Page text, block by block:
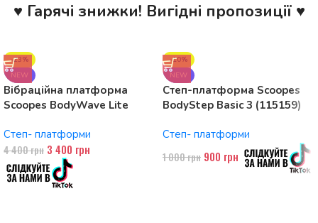
♥ Гарячі знижки! Вигідні пропозиції ♥
-23%
NEW
Вібраційна платформа
Scoopes BodyWave Lite
Степ- платформи
4 400грн 3 400 грн
-10%
NEW
Степ-платформа Scoopes
BodyStep Basic 3 (115159)
рівні
Степ- платформи
1 000грн 900 грн